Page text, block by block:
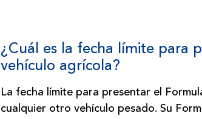
¿Cuál es la fecha límite para
vehículo agrícola?
La fecha límite para presentar el
cualquier otro vehículo pesado. Su